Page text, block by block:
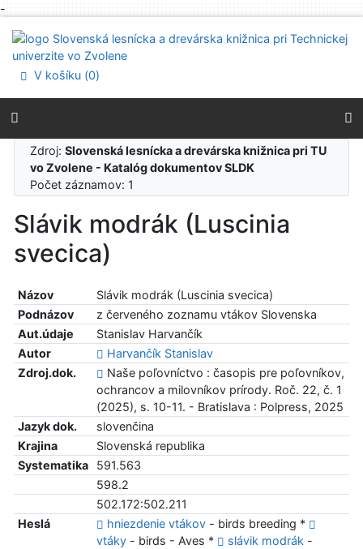
-
Prejsť na menu
Prehlásenie o webovej prístupnosti
V košíku (0)
Zdroj:Slovenská lesnícka a drevárska knižnica pri TU
vo Zvolene - Katalóg dokumentov SLDK
Počet záznamov: 1
Slávik modrák (Luscinia
svecica)
Názov
Slávik modrák (Luscinia svecica)
Podnázov
z červeného zoznamu vtákov Slovenska
Aut.údaje
Stanislav Harvančík
Autor
Harvančík Stanislav
Zdroj.dok.
Naše poľovníctvo : časopis pre poľovníkov,
ochrancov a milovníkov prírody. Roč. 22, č. 1
(2025), s. 10-11. - Bratislava : Polpress, 2025
Jazyk dok.
slovenčina
Krajina
Slovenská republika
Systematika
591.563
598.2
502.172:502.211
Heslá
hniezdenie vtákov- birds breeding *
vtáky- birds - Aves * slávik modrák-